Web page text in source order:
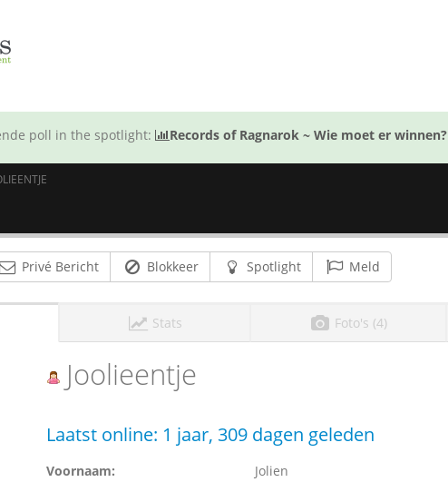
poll in the spotlight: Records of Ragnarok ~ Wie moet er winnen?
Privé Bericht Blokkeer Spotlight Meld
Stats Foto's (4)
Joolieentje
Laatst online: 1 jaar, 309 dagen geleden
Voornaam:
Jolien